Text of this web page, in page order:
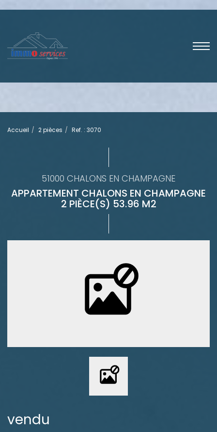
Accueil 2 pièces Ref. : 3070
51000 CHALONS EN CHAMPAGNE
APPARTEMENT CHALONS EN CHAMPAGNE
2 PIÈCE(S) 53.96 M2
vendu